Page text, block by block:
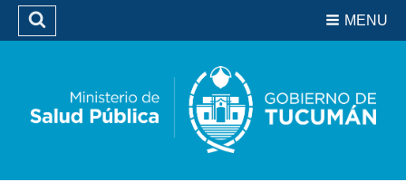
Biblioteca
MENU
Buscar